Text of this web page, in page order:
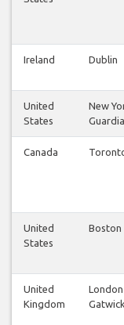
Ireland Dublin
United
States
New
Guardia
Canada
United
States
Boston
United
Kingdom
London
Gatwick